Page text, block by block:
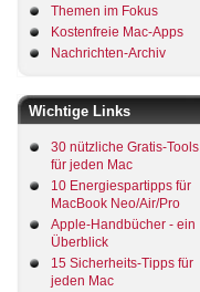
Themen im Fokus
Kostenfreie Mac-Apps
Nachrichten-Archiv
Wichtige Links
30 nützliche Gratis-Tools
für jeden Mac
10 Energiespartipps für
MacBook Neo/Air/Pro
Apple-Handbücher - ein
Überblick
15 Sicherheits-Tipps für
jeden Mac